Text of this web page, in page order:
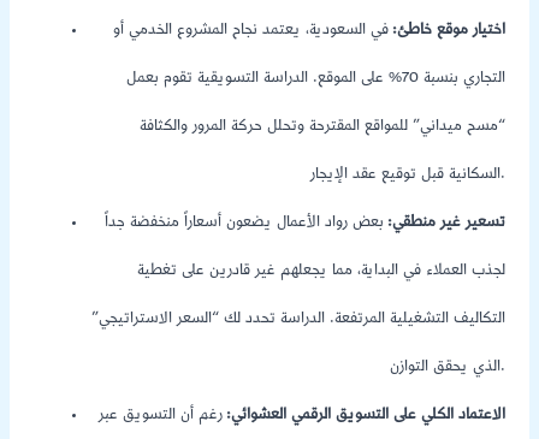
اختيار موقع خاطئ: في السعودية، يعتمد نجاح المشروع الخدمي أو
التجاري بنسبة 70% على الموقع. الدراسة التسويقية تقوم بعمل
“مسح ميداني” للمواقع المقترحة وتحلل حركة المرور والكثافة
السكانية قبل توقيع عقد الإيجار.
تسعير غير منطقي: بعض رواد الأعمال يضعون أسعاراً منخفضة جداً
لجذب العملاء في البداية، مما يجعلهم غير قادرين على تغطية
التكاليف التشغيلية المرتفعة. الدراسة تحدد لك “السعر الاستراتيجي”
الذي يحقق التوازن.
الاعتماد الكلي على التسويق الرقمي العشوائي: رغم أن التسويق عبر